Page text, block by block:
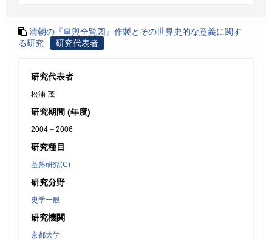
清朝の『皇輿全覧図』作製とその世界史的な意義に関す
る研究
研究代表者
研究代表者
松浦 茂
研究期間 (年度)
2004 – 2006
研究種目
基盤研究(C)
研究分野
史学一般
研究機関
京都大学